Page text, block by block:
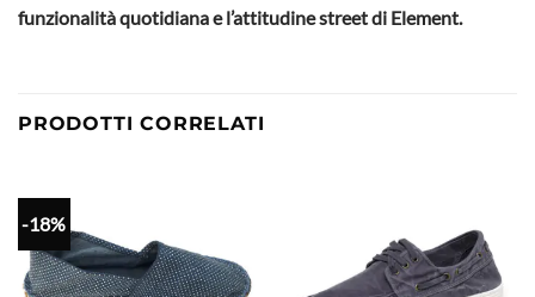
funzionalità quotidiana e l’attitudine street di Element.
PRODOTTI CORRELATI
-18%